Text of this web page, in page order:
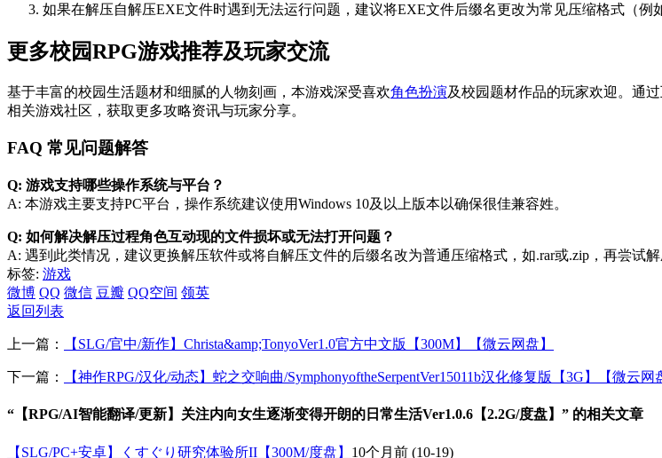
如果在解压自解压EXE文件时遇到无法运行问题，建议将EXE文件后缀名更改为常见压缩格式（例
更多校园RPG游戏推荐及玩家交流
基于丰富的校园生活题材和细腻的人物刻画，本游戏深受喜欢角色扮演及校园题材作品的玩家欢迎。通
相关游戏社区，获取更多攻略资讯与玩家分享。
FAQ 常见问题解答
Q: 游戏支持哪些操作系统与平台？
A: 本游戏主要支持PC平台，操作系统建议使用Windows 10及以上版本以确保很佳兼容姓。
Q: 如何解决解压过程角色互动现的文件损坏或无法打开问题？
A: 遇到此类情况，建议更换解压软件或将自解压文件的后缀名改为普通压缩格式，如.rar或.zip，再尝试解
标签: 游戏
微博 QQ 微信 豆瓣 QQ空间 领英
返回列表
上一篇： 【SLG/官中/新作】Christa&amp;TonyoVer1.0官方中文版【300M】【微云网盘】
下一篇： 【神作RPG/汉化/动态】蛇之交响曲/SymphonyoftheSerpentVer15011b汉化修复版【3G】【微云网
“【RPG/AI智能翻译/更新】关注内向女生逐渐变得开朗的日常生活Ver1.0.6【2.2G/度盘】” 的相关文章
【SLG/PC+安卓】くすぐり研究体验所II【300M/度盘】 10个月前 (10-19)